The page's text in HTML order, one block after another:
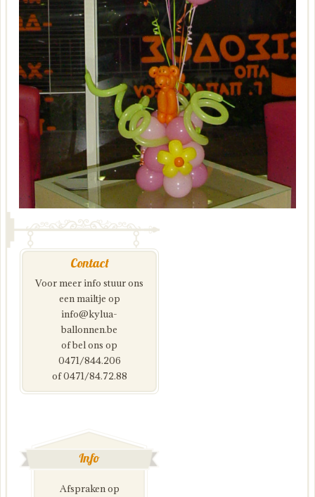
Contact
Voor meer info stuur ons
een mailtje op
info@kylua-
ballonnen.be
of bel ons op
0471/844.206
of 0471/84.72.88
Info
Afspraken op